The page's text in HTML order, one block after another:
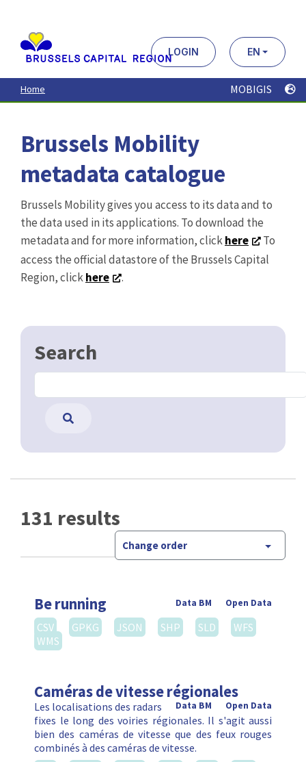
contenu
principal
LOGIN EN
Home MOBIGIS
Brussels Mobility
metadata catalogue
Brussels Mobility gives you access to its data and to
the data used in its applications. To download the
metadata and for more information, clickhere
To
access the official datastore of the Brussels Capital
Region, clickhere .
Search
131 results
Change order
Be running Open Data
Data BM
CSV GPKG JSON SHP SLD
WFS
WMS
Caméras de vitesse régionales
Open Data
Data BM
Les localisations des radars
fixes le long des voiries régionales. Il s'agit aussi
bien des caméras de vitesse que des feux rouges
combinés à des caméras de vitesse.